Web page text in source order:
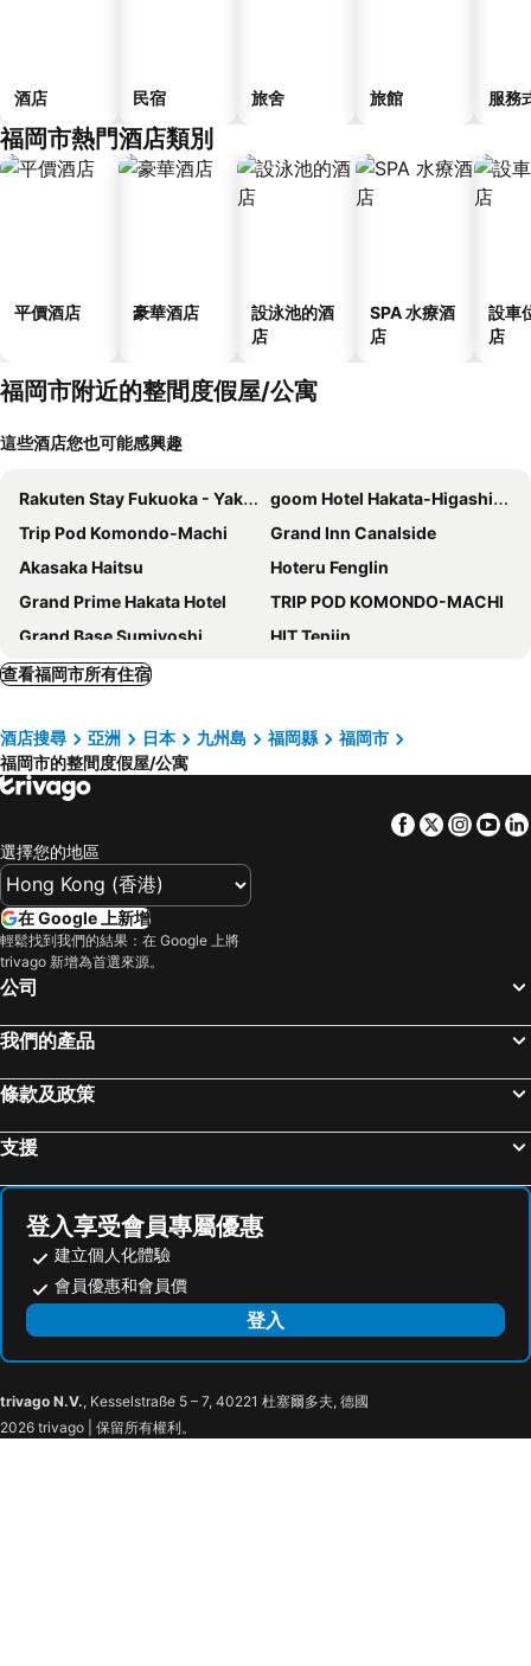
酒店 民宿 旅舍 旅館 服務
福岡市熱門酒店類別
平價酒店 豪華酒店
設泳池的酒
店
SPA 水療酒
店
設車
店
福岡市附近的整間度假屋/公寓
這些酒店您也可能感興趣
Rakuten Stay Fukuoka - Yakuin
goom Hotel Hakata-Higashihie-Ekimae
Trip Pod Komondo-Machi
Grand Inn Canalside
Akasaka Haitsu
Hoteru Fenglin
Grand Prime Hakata Hotel
TRIP POD KOMONDO-MACHI
Grand Base Sumiyoshi
HIT Tenjin
Legatio Hakata Station East
Boxi Hakata 1
Sumiyoshi apartment
Guest House Fukuoka W301
Hotel&residence Haruyoshi
THE LANG HOTEL
goom Hotel Haruyoshi
ALPHABED INN Fukuoka Ohori Park
Trip Pod Tsumashoji
Forest Inn Fukuoka -previously Pure Tenjin-
Trip Pod Chiyo A
Neo Field Nakasu
Liberated Hotel So Sumiyoshi
Advanced Stay Hakata
Baikoen
A703 10 Min From Hakata Stationfree Wifi / Fukuoka Fukuoka
Plus One Fujisaki
天神南参番館Tenjin Minami Hotel I Fukuoka Central I San Ban Kan
Crystal & Resort Exclusive
TRIP POD YOSHIZUKA C
Well Cabin Fukuoka Tenjin Male Only
Guest House Fukuoka W001
Nishi Nakasu apartment 301
Nishinakasu Building / Vacation Stay 7269
Grande Es Tenjin
The Onefive Terrace Fukuoka - Vacation Stay 33431v
Tianshenmituyamabiru - Apartment Stay
查看福岡市所有住宿
酒店搜尋 亞洲 日本 九州島 福岡縣
福岡市
福岡市的整間度假屋/公寓
Facebook
Twitter
選擇您的地區
在 Google 上新增
輕鬆找到我們的結果：在 Google 上將
trivago 新增為首選來源。
公司
我們的產品
條款及政策
支援
登入享受會員專屬優惠
建立個人化體驗
會員優惠和會員價
登入
trivago N.V., Kesselstraße 5 – 7, 40221 杜塞爾多夫, 德國
2026 trivago | 保留所有權利。